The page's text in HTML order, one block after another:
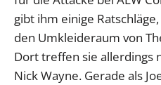
gibt ihm einige
den Umkleideraum von
Dort treffen sie allerdings
Nick Wayne. Gerade als